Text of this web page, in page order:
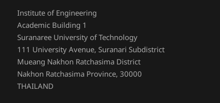
Institute of Engineering
Academic Building 1
Suranaree University of Technology
111 University Avenue, Suranari Subdistrict
Mueang Nakhon Ratchasima District
Nakhon Ratchasima Province, 30000
THAILAND